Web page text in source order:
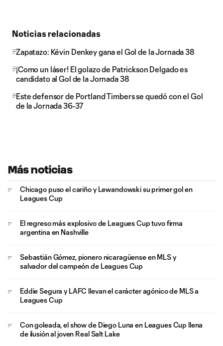
Noticias relacionadas
Zapatazo: Kévin Denkey gana el Gol de la Jornada 38
¡Como un láser! El golazo de Patrickson Delgado es
candidato al Gol de la Jornada 38
Este defensor de Portland Timbers se quedó con el Gol
de la Jornada 36-37
Más noticias
Chicago puso el cariño y Lewandowski su primer gol en
Leagues Cup
El regreso más explosivo de Leagues Cup tuvo firma
argentina en Nashville
Sebastián Gómez, pionero nicaragüense en MLS y
salvador del campeón de Leagues Cup
Eddie Segura y LAFC llevan el carácter agónico de MLS a
Leagues Cup
Con goleada, el show de Diego Luna en Leagues Cup llena
de ilusión al joven Real Salt Lake